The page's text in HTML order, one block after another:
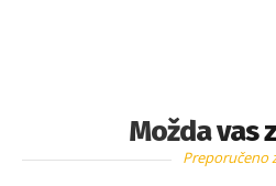
Možda vas
Preporučeno